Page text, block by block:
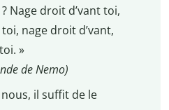
Nage droit d’vant toi,
nage droit d’vant,
»
de Nemo)
il suffit de le